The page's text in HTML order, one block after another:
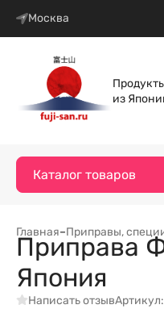
Москва
из
Каталог товаров
Главная–Приправы,
Приправа
Япония
Написать отзывАртикул: